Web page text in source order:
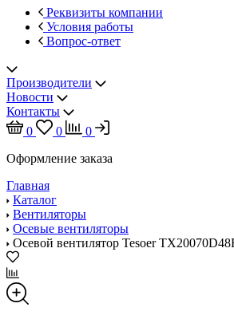
Реквизиты компании
Условия работы
Вопрос-ответ
Производители
Новости
Контакты
0
0
0
Оформление заказа
Главная
Каталог
Вентиляторы
Осевые вентиляторы
Осевой вентилятор Tesoer